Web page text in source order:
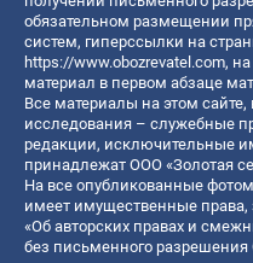
обязательном размещении
систем, гиперссылки на
https://www.obozrevatel.com,
материал в первом абзаце
Все материалы на этом
исследования – служебные
редакции, исключительные
принадлежат ООО «Золотая
На все опубликованные
имеет имущественные
«Об авторских правах и
без письменного